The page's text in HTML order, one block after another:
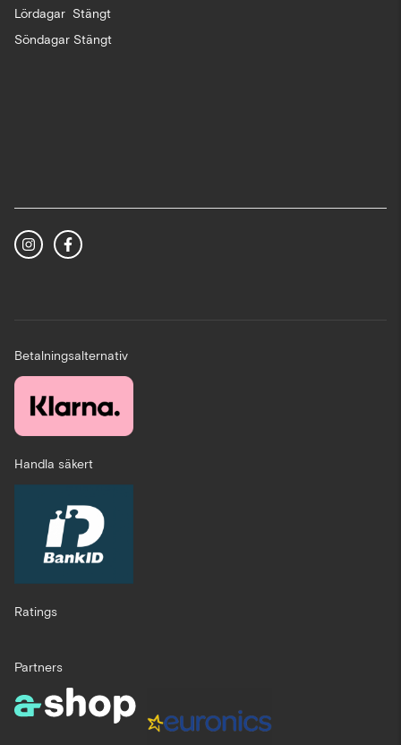
Lördagar Stängt
Söndagar Stängt
Betalningsalternativ
Handla säkert
Ratings
Partners